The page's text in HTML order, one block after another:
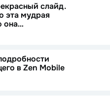
слайд.
эта мудрая
она…
в Zen Mobile